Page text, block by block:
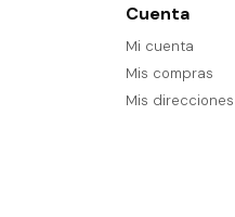
Cuenta
Mi cuenta
Mis compras
Mis direcciones